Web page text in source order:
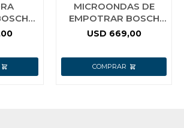
MICROONDAS DE
EMPOTRAR BOSCH
BEL623MS3 20 LTS
USD 669,00